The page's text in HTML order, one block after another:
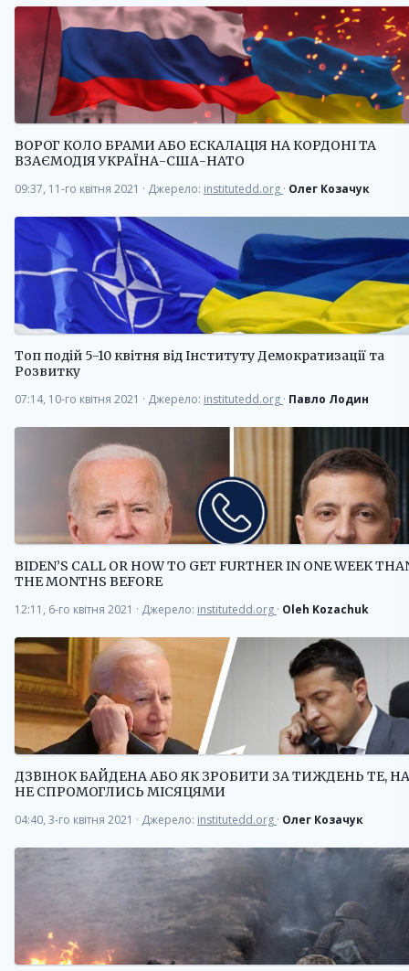
ВОРОГ КОЛО БРАМИ АБО ЕСКАЛАЦІЯ НА КОРДОНІ ТА
ВЗАЄМОДІЯ УКРАЇНА-США-НАТО
09:37, 11-го квітня 2021 · Джерело: institutedd.org · Олег Козачук
Топ подій 5-10 квітня від Інституту Демократизації та
Розвитку
07:14, 10-го квітня 2021 · Джерело: institutedd.org · Павло Лодин
BIDEN’S CALL OR HOW TO GET FURTHER IN ONE WEEK
THE MONTHS BEFORE
12:11, 6-го квітня 2021 · Джерело: institutedd.org · Oleh Kozachuk
ДЗВІНОК БАЙДЕНА АБО ЯК ЗРОБИТИ ЗА ТИЖДЕНЬ ТЕ,
НЕ СПРОМОГЛИСЬ МІСЯЦЯМИ
04:40, 3-го квітня 2021 · Джерело: institutedd.org · Олег Козачук